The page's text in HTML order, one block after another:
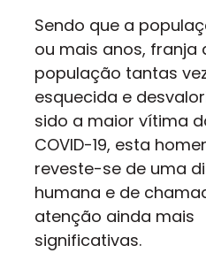
Sendo que a
ou mais anos, franja
população tantas
esquecida e
sido a maior vítima
COVID-19, esta
reveste-se de uma
humana e de
atenção ainda mais
significativas.